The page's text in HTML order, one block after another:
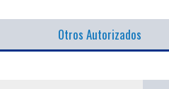
Otros Autorizados